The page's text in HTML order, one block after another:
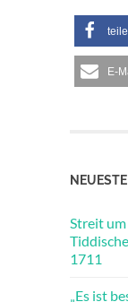
E-
Streit
1711
„Es ist